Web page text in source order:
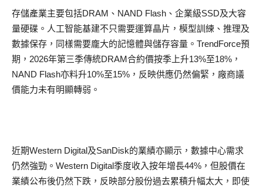
存儲產業主要包括DRAM、NAND Flash、企業級SSD及大容
量硬碟。人工智能基建不只需要運算晶片，模型訓練、推理及
數據保存，同樣需要龐大的記憶體與儲存容量。TrendForce預
期，2026年第三季傳統DRAM合約價按季上升13%至18%，
NAND Flash亦料升10%至15%，反映供應仍然偏緊，廠商議
價能力未有明顯轉弱。
近期Western Digital及SanDisk的業績亦顯示，數據中心需求
仍然強勁。Western Digital季度收入按年增長44%，但股價在
業績公布後仍然下跌，反映部分股份過去累積升幅太大，即使